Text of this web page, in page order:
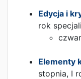
Edycja i
rok
Elementy
stopnia, I